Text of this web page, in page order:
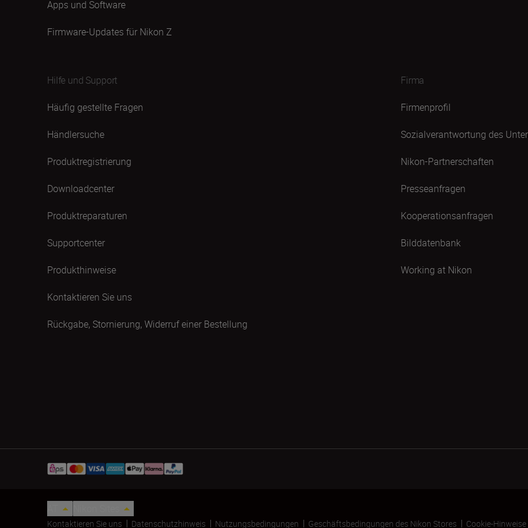
Apps und Software
Firmware-Updates für Nikon Z
Hilfe und Support
Häufig gestellte Fragen
Händlersuche
Produktregistrierung
Downloadcenter
Produktreparaturen
Supportcenter
Produkthinweise
Kontaktieren Sie uns
Rückgabe, Stornierung, Widerruf einer Bestellung
Firma
Firmenprofil
Sozialverantwortung des
Nikon-Partnerschaften
Presseanfragen
Kooperationsanfragen
Bilddatenbank
Working at Nikon
Kontaktieren Sie uns Datenschutzhinweis Nutzungsbedingungen Geschäftsbedingungen des Nikon Stores Cookie-Hinweise